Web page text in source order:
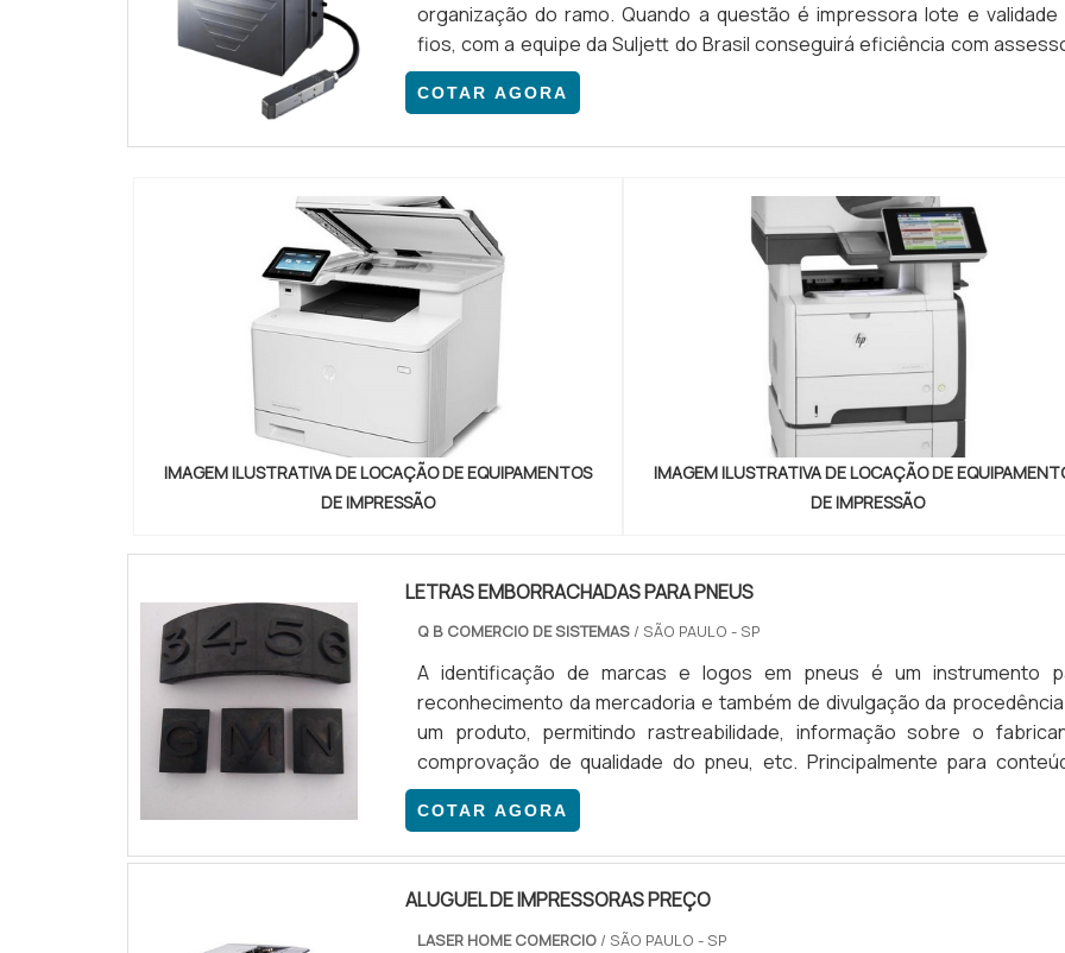
organização do ramo. Quando a questão é impressora lote e validade
fios, com a equipe da Suljett do Brasil conseguirá eficiência com
técnica especializada.DETALHES SOBRE A IMPRESSORA LOTE E VALIDADE
FIOSHá muitas maneiras eficientes de demonstrar competência e
COTAR AGORA
IMAGEM ILUSTRATIVA DE LOCAÇÃO DE EQUIPAMENTOS
DE IMPRESSÃO
IMAGEM ILUSTRATIVA DE LOCAÇÃO DE
DE IMPRESSÃO
LETRAS EMBORRACHADAS PARA PNEUS
Q B COMERCIO DE SISTEMAS / SÃO PAULO - SP
A identificação de marcas e logos em pneus é um instrumento
reconhecimento da mercadoria e também de divulgação da
um produto, permitindo rastreabilidade, informação sobre o
comprovação de qualidade do pneu, etc. Principalmente para
escritos em pneus, podem ser usadas etiquetas vulcanizáveis ou
emborrachadas para pneus, sendo essas últimas uma opção
versátil.É UMA ALTERNATIVA EXTREMAMENTE PRÁTICAAs
COTAR AGORA
ALUGUEL DE IMPRESSORAS PREÇO
LASER HOME COMERCIO/ SÃO PAULO - SP